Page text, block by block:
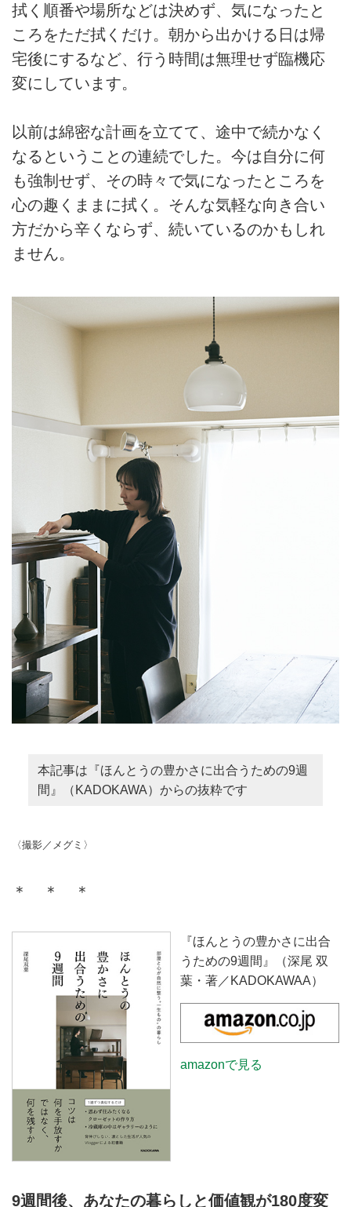
拭く順番や場所などは決めず、気になったと
ころをただ拭くだけ。朝から出かける日は帰
宅後にするなど、行う時間は無理せず臨機応
変にしています。
以前は綿密な計画を立てて、途中で続かなく
なるということの連続でした。今は自分に何
も強制せず、その時々で気になったところを
心の趣くままに拭く。そんな気軽な向き合い
方だから辛くならず、続いているのかもしれ
ません。
本記事は『ほんとうの豊かさに出合うための9週
間』（KADOKAWA）からの抜粋です
〈撮影／メグミ〉
＊ ＊ ＊
『ほんとうの豊かさに出合
うための9週間』（深尾 双
葉・著／KADOKAWAA）
amazonで見る
9週間後、あなたの暮らしと価値観が180度変